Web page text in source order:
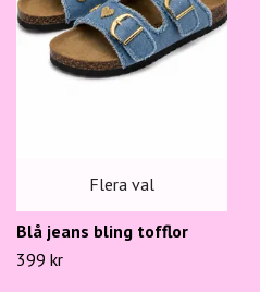
Flera val
Blå jeans bling tofflor
399 kr